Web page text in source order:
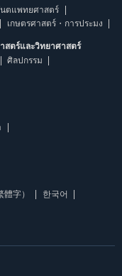
ตแพทยศาสตร์
เกษตรศาสตร์・การประมง
สตร์และวิทยาศาสตร์
ศิลปกรรม
字）
한국어